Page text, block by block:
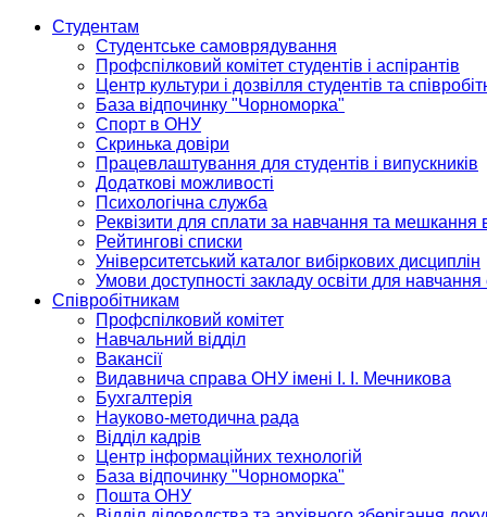
Студентам
Студентське самоврядування
Профспілковий комітет студентів і аспірантів
Центр культури і дозвілля студентів та
База відпочинку "Чорноморка"
Спорт в ОНУ
Скринька довіри
Працевлаштування для студентів і випускників
Додаткові можливості
Психологічна служба
Реквізити для сплати за навчання та мешкання
Рейтингові списки
Університетський каталог вибіркових дисциплін
Умови доступності закладу освіти для
Співробітникам
Профспілковий комітет
Навчальний відділ
Вакансії
Видавнича справа ОНУ імені І. І. Мечникова
Бухгалтерія
Науково-методична рада
Відділ кадрів
Центр інформаційних технологій
База відпочинку "Чорноморка"
Пошта ОНУ